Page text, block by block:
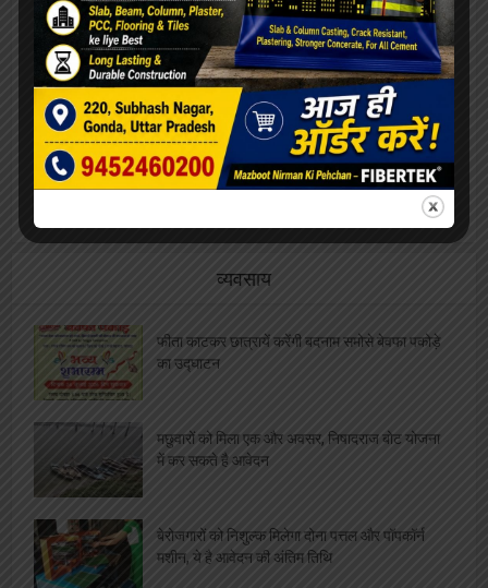
ललिता शास्त्री सभागार में संपन्न हुआ नशा मुक्त युवा
फार विकसित भारत कार्यक्रम
अदम की “गज़लगोई” घर घर पहुंचाएंगे रजत शर्मा, दिलीप
गोंडवी ने की भेंट
व्यवसाय
फीता काटकर छात्रायें करेंगी बदनाम समोसे बेवफा पकोड़े
का उद्घाटन
मछुवारों को मिला एक और अवसर, निषादराज बोट योजना
में कर सकते है आवेदन
बेरोजगारों को निशुल्क मिलेगा दोना पत्तल और पॉपकॉर्न
मशीन, ये है आवेदन की अंतिम तिथि